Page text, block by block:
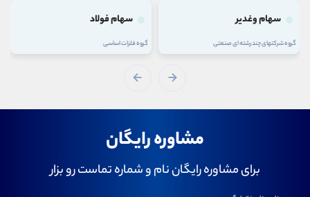
سهام وغدیر
گروه شرکتهای چند رشته ای صنعتی
سهام فولاد
گروه فلزات اساسی
مشاوره رایگان
برای مشاوره رایگان نام و شماره تماست رو بزار